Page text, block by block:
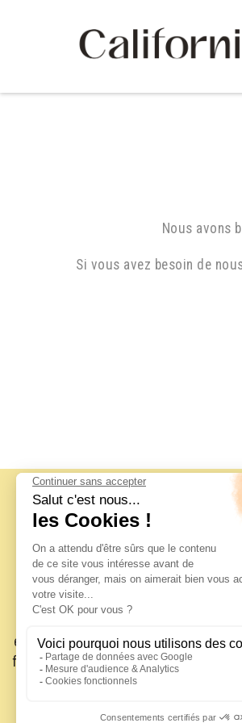
Nous avons
Si vous avez besoin de
Découvrez les États-Unis
Destinations Off Road
explorez chaque ville à travers des
français, en privé ou en petit groupe.
de l’histoire, de la culture et de la